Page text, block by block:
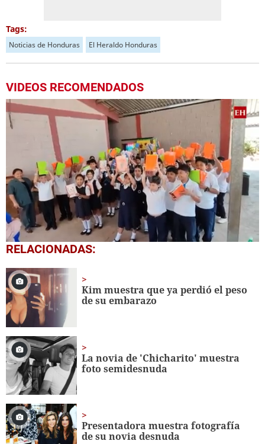
Tags:
Noticias de Honduras El Heraldo Honduras
VIDEOS RECOMENDADOS
0
seconds
1
minute,
56
seconds
RELACIONADAS:
Kim muestra que ya perdió el peso
de su embarazo
La novia de 'Chicharito' muestra
foto semidesnuda
Presentadora muestra fotografía
de su novia desnuda